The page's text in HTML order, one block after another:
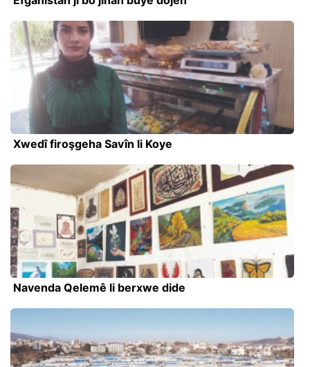
Xwedî firoşgeha Savîn li Koye
Navenda Qelemê li berxwe dide